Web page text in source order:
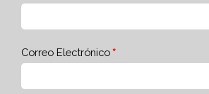
Correo Electrónico